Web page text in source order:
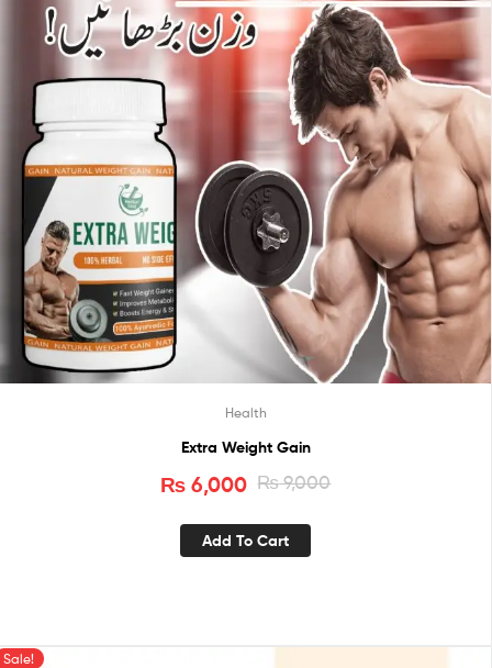
Health
Extra Weight Gain
₨9,000
₨6,000
Add To Cart
Sale!